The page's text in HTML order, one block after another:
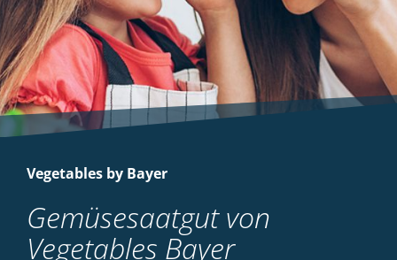
Vegetables by Bayer
Gemüsesaatgut von
Vegetables Bayer